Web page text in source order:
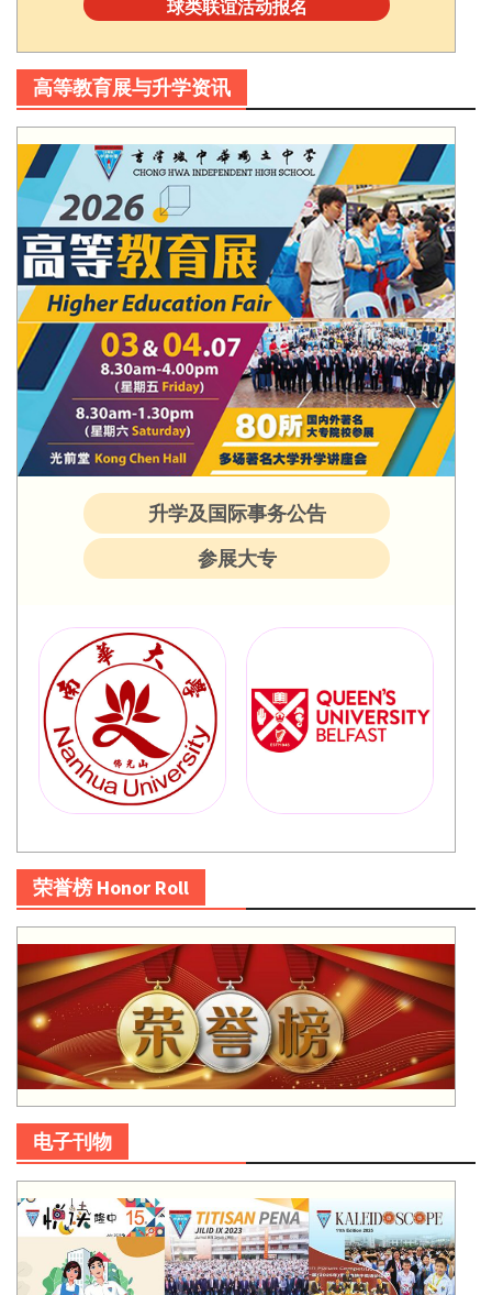
球类联谊活动报名
高等教育展与升学资讯
升学及国际事务公告
参展大专
荣誉榜 Honor Roll
电子刊物